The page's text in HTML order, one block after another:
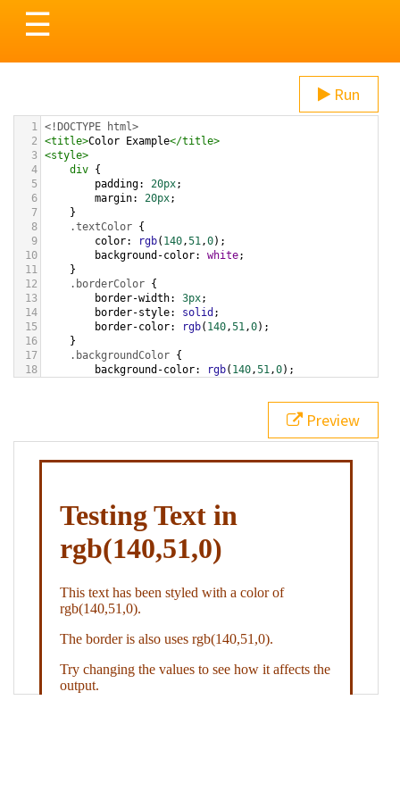
Toggle
navigation
☰
Run
1 <!DOCTYPE html>
2
<title>Color Example</title>
3 <style>
4
div {
5
padding: 20px;
6
margin: 20px;
7
}
8
.textColor {
9
color: rgb( 140,51,0);
10
background-color: white;
11
}
12
.borderColor {
13
border-width: 3px;
14
border-style: solid ;
15
border-color: rgb( 140,51,0);
16
}
17
.backgroundColor {
18
background-color: rgb( 140,51,0);
bottom ,
white, rgb(140,51,0));
div class="textColor borderColor"
< h1>Testing Text in rgb(140,51,0)
Preview